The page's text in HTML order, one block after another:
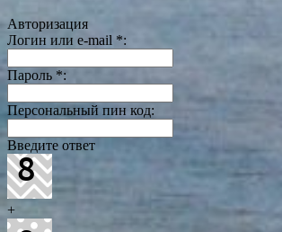
Авторизация
Логин или e-mail *:
Пароль *:
Персональный пин код:
Введите ответ
+